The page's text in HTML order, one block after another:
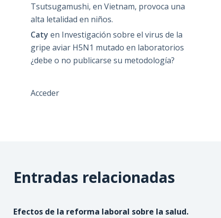
Tsutsugamushi, en Vietnam, provoca una
alta letalidad en niños.
Caty en Investigación sobre el virus de la
gripe aviar H5N1 mutado en laboratorios
¿debe o no publicarse su metodología?
Acceder
Entradas relacionadas
Efectos de la reforma laboral sobre la salud.